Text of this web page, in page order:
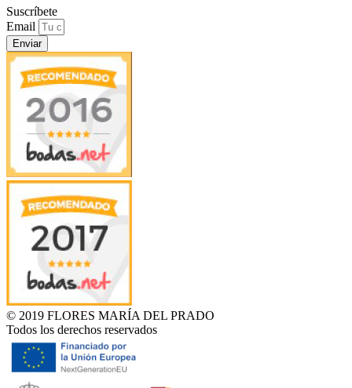
Suscríbete
Email
Enviar
© 2019 FLORES MARÍA DEL PRADO
Todos los derechos reservados